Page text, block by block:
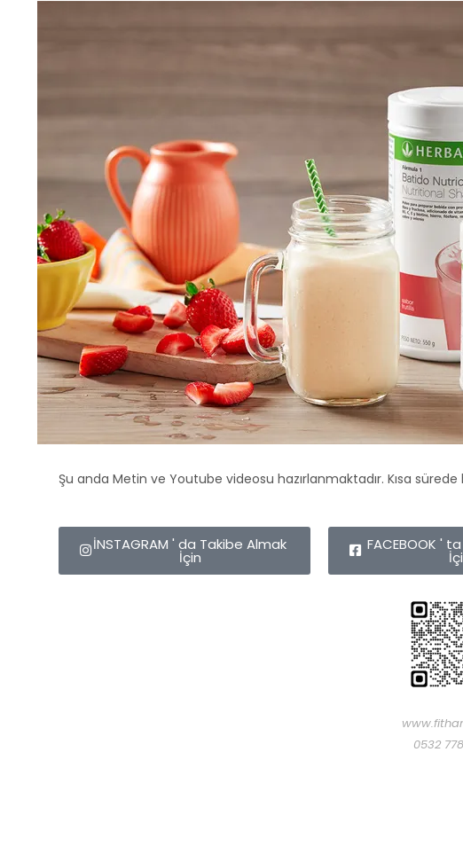
Şu anda Metin ve Youtube videosu hazırlanmaktadır. Kısa sürede
İNSTAGRAM ' da Takibe Almak
İçin
FACEBOOK '
0532